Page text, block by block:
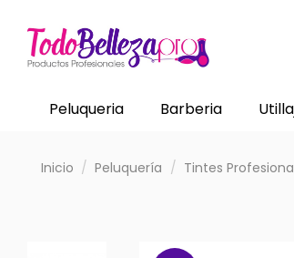
Peluqueria Barberia
Inicio Peluquería Tintes